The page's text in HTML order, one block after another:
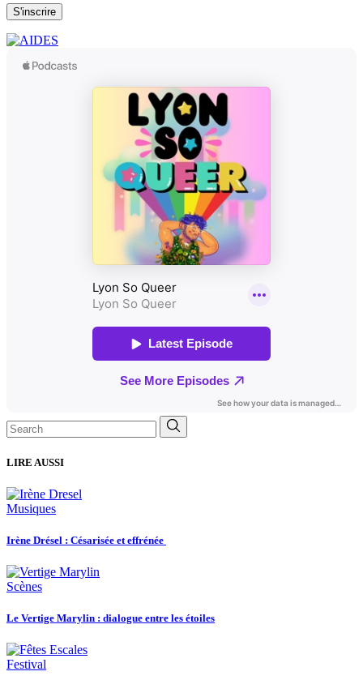
S'inscrire
Search
for:
LIRE AUSSI
Musiques
Irène Drésel : Césarisée et effrénée
Scènes
Le Vertige Marylin : dialogue entre les étoiles
Festival